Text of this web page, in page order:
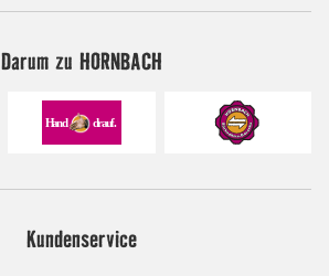
Darum zu HORNBACH
Kundenservice